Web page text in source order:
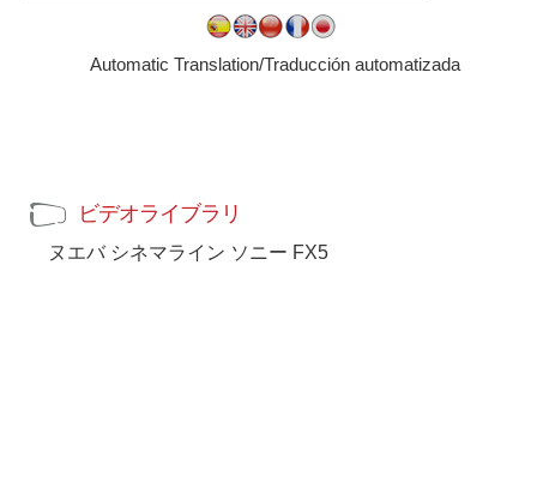
Automatic Translation/Traducción automatizada
ビデオライブラリ
ヌエバ シネマライン ソニー FX5